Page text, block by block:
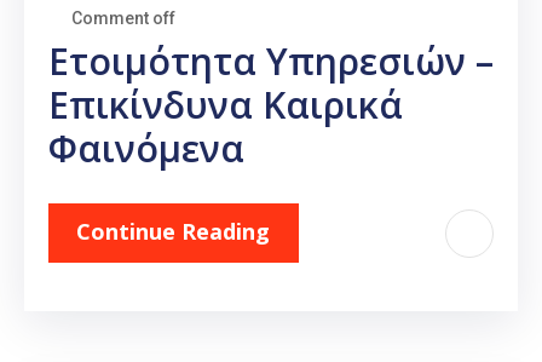
Comment off
Ετοιμότητα Υπηρεσιών –
Επικίνδυνα Καιρικά
Φαινόμενα
Continue Reading